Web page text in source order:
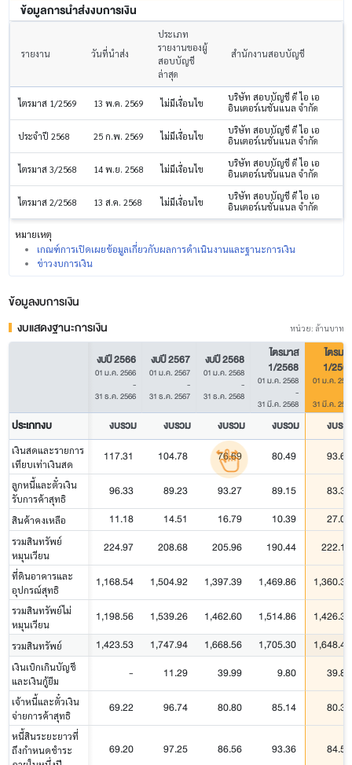
ข้อมูลการนำส่งงบการเงิน
รายงาน วันที่นำส่ง
ประเภท
รายงานของผู้
สอบบัญชี
ล่าสุด
สำนักงานสอบบัญชี
ไตรมาส 1/2569 13 พ.ค. 2569 ไม่มีเงื่อนไข
บริษัท สอบบัญชี ดี ไอ เอ
อินเตอร์เนชั่นแนล จำกัด
ประจำปี 2568 25 ก.พ. 2569 ไม่มีเงื่อนไข
บริษัท สอบบัญชี ดี ไอ เอ
อินเตอร์เนชั่นแนล จำกัด
ไตรมาส 3/2568 14 พ.ย. 2568 ไม่มีเงื่อนไข
บริษัท สอบบัญชี ดี ไอ เอ
อินเตอร์เนชั่นแนล จำกัด
ไตรมาส 2/2568 13 ส.ค. 2568 ไม่มีเงื่อนไข
บริษัท สอบบัญชี ดี ไอ เอ
อินเตอร์เนชั่นแนล จำกัด
หมายเหตุ
เกณฑ์การเปิดเผยข้อมูลเกี่ยวกับผลการดำเนินงานและฐานะการเงิน
ข่าวงบการเงิน
ข้อมูลงบการเงิน
งบแสดงฐานะการเงิน
หน่วย: ล้านบาท
งบปี 2566
01 ม.ค. 2566
-
31 ธ.ค. 2566
งบปี 2567
01 ม.ค. 2567
-
31 ธ.ค. 2567
งบปี 2568
01 ม.ค. 2568
-
31 ธ.ค. 2568
ไตรมาส
1/2568
01 ม.ค. 2568
-
31 มี.ค. 2568
ไตรมา
1/
01 ม.ค.
31 มี.ค.
ประเภทงบ งบรวม งบรวม งบรวม งบรวม งบรว
เงินสดและรายการ
เทียบเท่าเงินสด
117.31 104.78 76.69 80.49 93.69
ลูกหนี้และตั๋วเงิน
รับการค้าสุทธิ
96.33 89.23 93.27 89.15 83.35
สินค้าคงเหลือ 11.18 14.51 16.79 10.39 27.07
รวมสินทรัพย์
หมุนเวียน
224.97 208.68 205.96 190.44 222.14
ที่ดินอาคารและ
อุปกรณ์สุทธิ
1,168.54 1,504.92 1,397.39 1,469.86 1,360.31
รวมสินทรัพย์ไม่
หมุนเวียน
1,198.56 1,539.26 1,462.60 1,514.86 1,426.32
รวมสินทรัพย์ 1,423.53 1,747.94 1,668.56 1,705.30 1,648.46
เงินเบิกเกินบัญชี
และเงินกู้ยืม
- 11.29 39.99 9.80 39.82
เจ้าหนี้และตั๋วเงิน
จ่ายการค้าสุทธิ
69.22 96.74 80.80 85.14 80.32
หนี้สินระยะยาวที่
ถึงกำหนดชำระ
69.20 97.25 86.56 93.36 84.50